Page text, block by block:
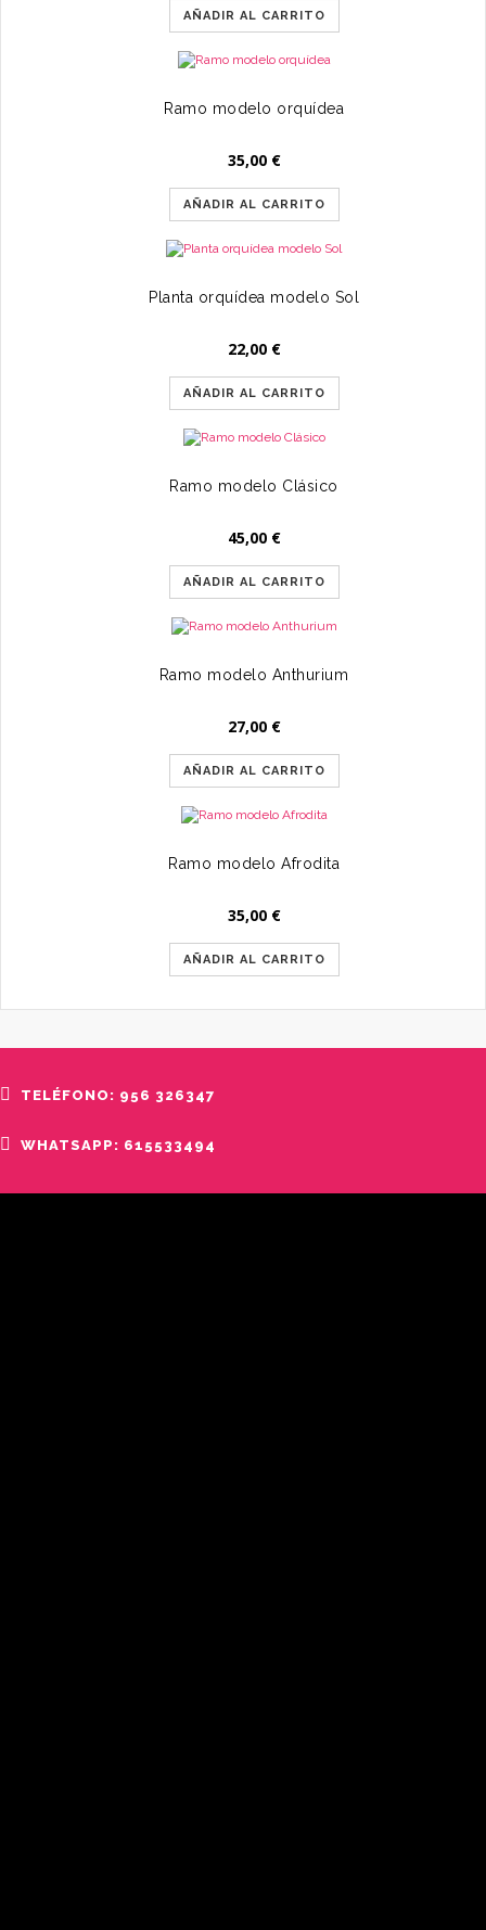
AÑADIR AL CARRITO
Ramo modelo orquídea
35,00 €
AÑADIR AL CARRITO
Planta orquídea modelo Sol
22,00 €
AÑADIR AL CARRITO
Ramo modelo Clásico
45,00 €
AÑADIR AL CARRITO
Ramo modelo Anthurium
27,00 €
AÑADIR AL CARRITO
Ramo modelo Afrodita
35,00 €
AÑADIR AL CARRITO
TELÉFONO: 956 326347
WHATSAPP: 615533494